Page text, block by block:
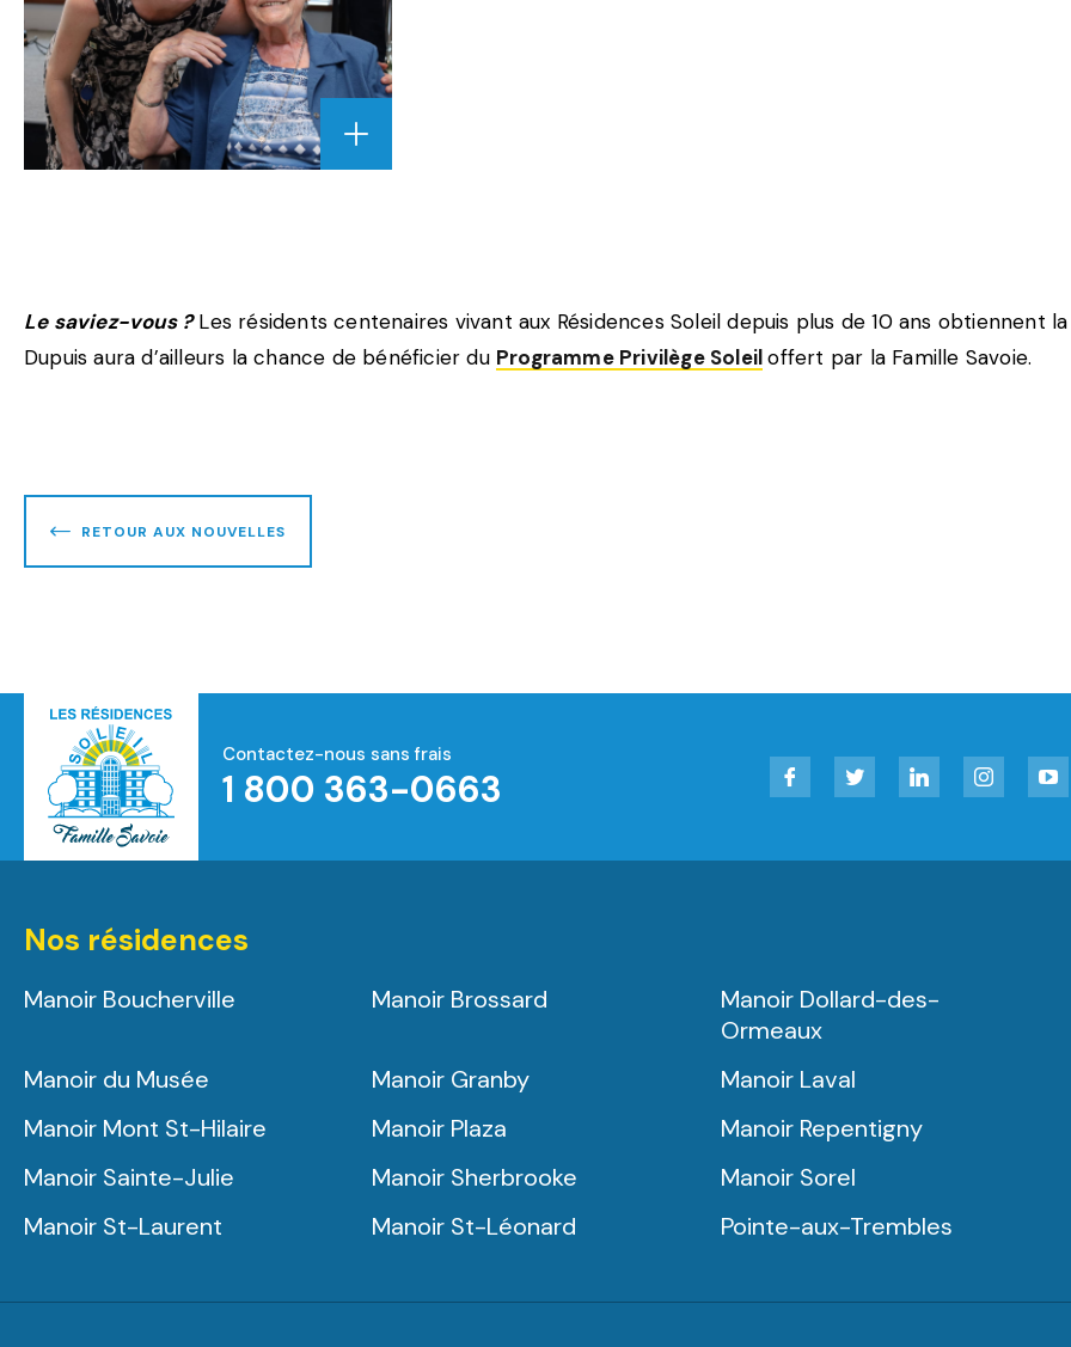
AGRANDIR
Le saviez-vous ?Les résidents centenaires vivant aux Résidences Soleil depuis plus de 10 ans obtiennent
Dupuis aura d’ailleurs la chance de bénéficier du Programme Privilège Soleil offert par la Famille Savoie.
RETOUR AUX NOUVELLES
Accueil
Contactez-nous sans frais
1 800 363-0663
Facebook Twitter LinkedIn Instagram
Nos résidences
Manoir Boucherville Manoir Brossard
Manoir Dollard-des-
Ormeaux
Manoir du Musée
Manoir Granby
Manoir Laval
Manoir Mont St-Hilaire
Manoir Plaza
Manoir Repentigny
Manoir Sainte-Julie
Manoir Sherbrooke
Manoir Sorel
Manoir St-Laurent
Manoir St-Léonard Pointe-aux-Trembles